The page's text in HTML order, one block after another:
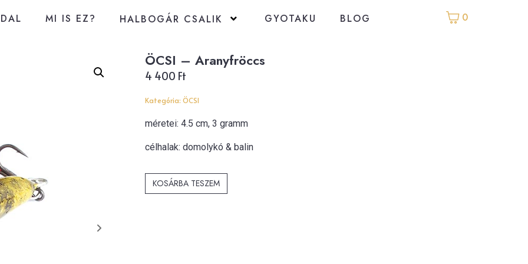
MI IS EZ? HALBOGÁR CSALIK GYOTAKU BLOG 0
ÖCSI – Aranyfröccs
4 400 Ft
Kategória: ÖCSI
méretei: 4.5 cm, 3 gramm
célhalak: domolykó & balin
KOSÁRBA TESZEM